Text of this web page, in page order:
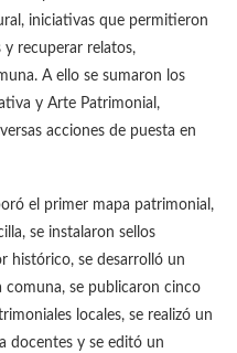
iniciativas que permitieron
recuperar relatos,
A ello se sumaron los
y Arte Patrimonial,
acciones de puesta en
el primer mapa patrimonial,
se instalaron sellos
histórico, se desarrolló un
comuna, se publicaron cinco
locales, se realizó un
docentes y se editó un